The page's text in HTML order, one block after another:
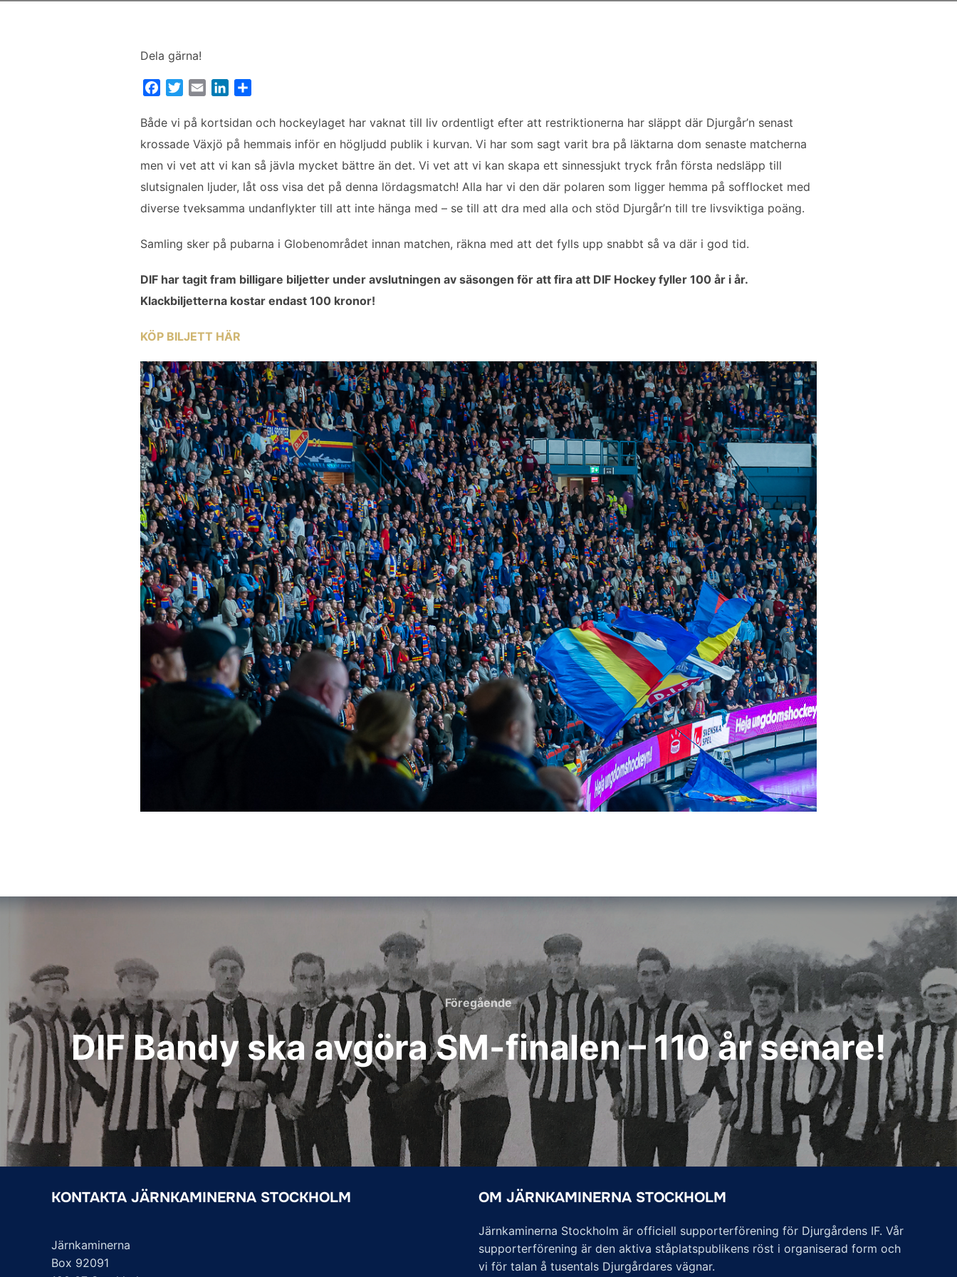
Dela gärna!
c
e
o
o
k
i
t
e
r
a
i
n
k
d
I
n
a
Både vi på kortsidan och hockeylaget har vaknat till liv ordentligt efter att restriktionerna har släppt där Djurgår’n senast
krossade Växjö på hemmais inför en högljudd publik i kurvan. Vi har som sagt varit bra på läktarna dom senaste matcherna
men vi vet att vi kan så jävla mycket bättre än det. Vi vet att vi kan skapa ett sinnessjukt tryck från första nedsläpp till
slutsignalen ljuder, låt oss visa det på denna lördagsmatch! Alla har vi den där polaren som ligger hemma på sofflocket med
diverse tveksamma undanflykter till att inte hänga med – se till att dra med alla och stöd Djurgår’n till tre livsviktiga poäng.
Samling sker på pubarna i Globenområdet innan matchen, räkna med att det fylls upp snabbt så va där i god tid.
DIF har tagit fram billigare biljetter under avslutningen av säsongen för att fira att DIF Hockey fyller 100 år i år.
Klackbiljetterna kostar endast 100 kronor!
KÖP BILJETT HÄR
Inläggsnavigering
Föregående
Föregående
DIF Bandy ska avgöra SM-finalen – 110 år senare!
KONTAKTA JÄRNKAMINERNA STOCKHOLM
Järnkaminerna
Box 92091
OM JÄRNKAMINERNA STOCKHOLM
Järnkaminerna Stockholm är officiell supporterförening för Djurgårdens IF. Vår
supporterförening är den aktiva ståplatspublikens röst i organiserad form och
vi för talan å tusentals Djurgårdares vägnar.